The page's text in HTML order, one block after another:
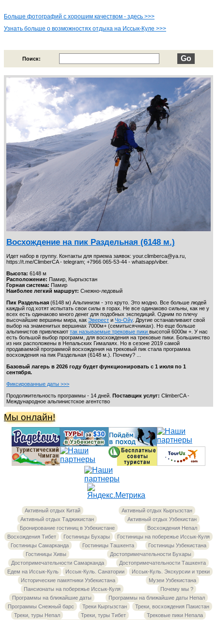
Больше фотографий с хорошим качеством - здесь >>>
Узнать больше о возможностях отдыха на Иссык-Куле >>>
Поиск:
Восхождение на пик Раздельная (6148 м.)
Идет набор в группу. Контакты для приема заявок: your.climberca@ya.ru,
https://t.me/ClimberCA - telegram; +7966 065-53-44 - whatsapp/viber.
Высота: 6148 м
Расположение: Памир, Кыргызстан
Горная система: Памир
Наиболее легкий маршрут: Снежно-ледовый
Пик Раздельная (6148 м) Альпинизм - это круто. Это модно. Все больше людей
каждый год хотят испытать свои силы в горах. Не все одинаково сильны, как не у
всех есть одинаково много денег для подобных экспедиций. Одним по плечу
высочайшие вершины мира, как Эверест и Чо-Ойу. Другие останавливают свой
выбор на знаменитых вершинах 7000м+ (семитысячниках). Но еще больше
альпинистов привлекают так называемые трековые пики высотой 6000м +. У нас
есть большой выбор программ, для восхождения на трековые пики. Большинство
из них расположены в Непальских Гималаях. Но в сезоне 2019 самой
продаваемой программой восхождения на трековый пик стала программа
восхождения на пик Раздельная (6148 м.). Почему? ...
Базовый лагерь в 2026 году будет функционировать с 1 июля по 1
сентября.
Фиксированные даты >>>
Продолжительность программы - 14 дней. Поставщик услуг: ClimberCA -
Международное альпинистское агентство
Мы онлайн!
Активный отдых Китай
Активный отдых Кыргызстан
Активный отдых Таджикистан
Активный отдых Узбекистан
Бронирование гостиниц в Узбекистане
Восхождения Непал
Восхождения Тибет
Гостиницы Бухары
Гостиницы на побережье Иссык-Куля
Гостиницы Самарканда
Гостиницы Ташкента
Гостиницы Узбекистана
Гостиницы Хивы
Достопримечательности Бухары
Достопримечательности Самарканда
Достопримечательности Ташкента
Едем на Иссык-Куль
Иссык-Куль. Санатории
Иссык-Куль. Экскурсии и треки
Исторические памятники Узбекистана
Музеи Узбекистана
Пансионаты на побережье Иссык-Куля
Почему мы ?
Программы на ближайшие даты
Программы на ближайшие даты Непал
Программы Снежный барс
Треки Кыргызстан
Треки, восхождения Пакистан
Треки, туры Непал
Треки, туры Тибет Трековые пики Непала